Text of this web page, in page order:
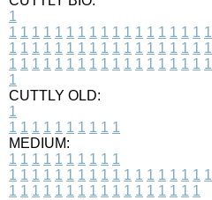
1
1 1 1 1 1 1 1 1 1 1 1 1 1 1 1 1 1 1
1 1 1 1 1 1 1 1 1 1 1 1 1 1 1 1 1 1
1 1 1 1 1 1 1 1 1 1 1 1 1 1 1 1 1 1
1
CUTTLY OLD:
1
1 1 1 1 1 1 1 1 1 1
MEDIUM:
1 1 1 1 1 1 1 1 1 1
1 1 1 1 1 1 1 1 1 1 1 1 1 1 1 1 1 1
1 1 1 1 1 1 1 1 1 1 1 1 1 1 1 1 1